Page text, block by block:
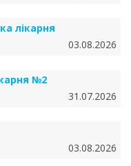
лікарня
03.08.2026
№2
31.07.2026
03.08.2026